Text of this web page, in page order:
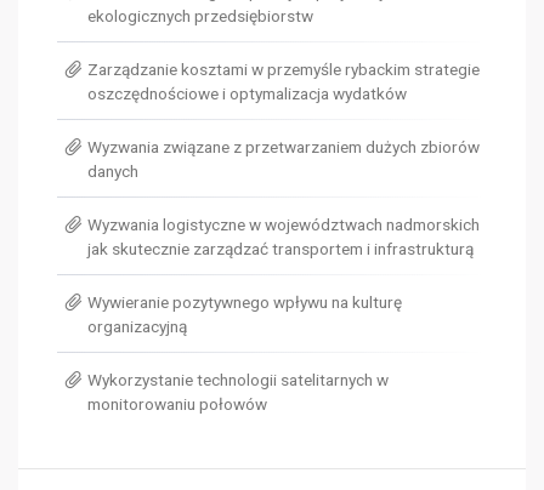
ekologicznych przedsiębiorstw
Zarządzanie kosztami w przemyśle rybackim strategie
oszczędnościowe i optymalizacja wydatków
Wyzwania związane z przetwarzaniem dużych zbiorów
danych
Wyzwania logistyczne w województwach nadmorskich
jak skutecznie zarządzać transportem i infrastrukturą
Wywieranie pozytywnego wpływu na kulturę
organizacyjną
Wykorzystanie technologii satelitarnych w
monitorowaniu połowów